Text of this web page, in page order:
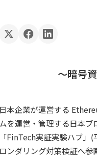
〜暗号
日本企業が運営する
ムを運営・管理する日本
「FinTech実証実験ハブ
ロンダリング対策検証へ参